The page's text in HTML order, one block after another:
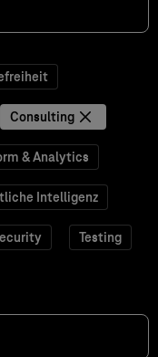
Consulting
& Analytics
Intelligenz
Testing